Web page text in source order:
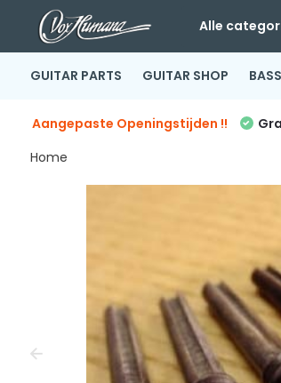
Alle
GUITAR PARTS GUITAR SHOP
Aangepaste Openingstijden !!
Home